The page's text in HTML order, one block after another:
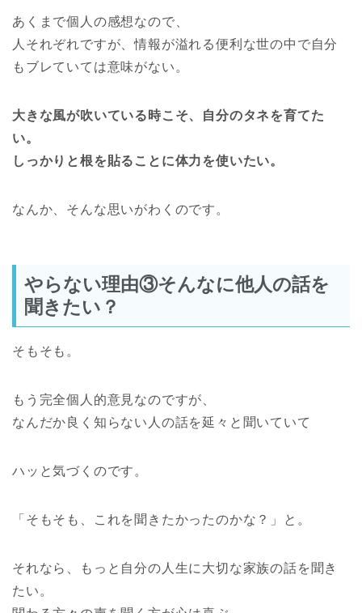
あくまで個人の感想なので、
人それぞれですが、情報が溢れる便利な世の中で自分
もブレていては意味がない。
大きな風が吹いている時こそ、自分のタネを育てた
い。
しっかりと根を貼ることに体力を使いたい。
なんか、そんな思いがわくのです。
やらない理由③そんなに他人の話を
聞きたい？
そもそも。
もう完全個人的意見なのですが、
なんだか良く知らない人の話を延々と聞いていて
ハッと気づくのです。
「そもそも、これを聞きたかったのかな？」と。
それなら、もっと自分の人生に大切な家族の話を聞き
たい。